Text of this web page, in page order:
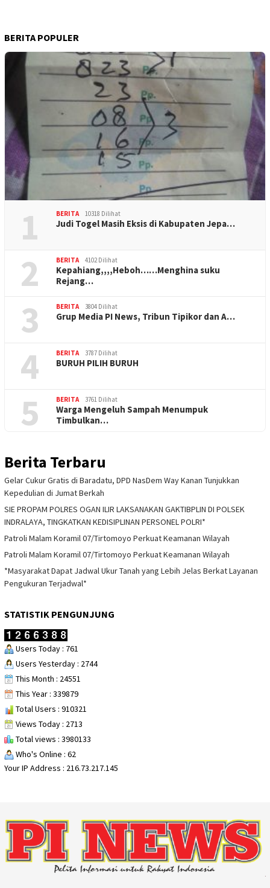
BERITA POPULER
1 BERITA 10318 Dilihat
Judi Togel Masih Eksis di Kabupaten Jepa…
2 BERITA 4102 Dilihat
Kepahiang,,,,Heboh……Menghina suku
Rejang…
3 BERITA 3804 Dilihat
Grup Media PI News, Tribun Tipikor dan A…
4 BERITA 3787 Dilihat
BURUH PILIH BURUH
5 BERITA 3761 Dilihat
Warga Mengeluh Sampah Menumpuk
Timbulkan…
Berita Terbaru
Gelar Cukur Gratis di Baradatu, DPD NasDem Way Kanan Tunjukkan
Kepedulian di Jumat Berkah
SIE PROPAM POLRES OGAN ILIR LAKSANAKAN GAKTIBPLIN DI POLSEK
INDRALAYA, TINGKATKAN KEDISIPLINAN PERSONEL POLRI*
Patroli Malam Koramil 07/Tirtomoyo Perkuat Keamanan Wilayah
Patroli Malam Koramil 07/Tirtomoyo Perkuat Keamanan Wilayah
*Masyarakat Dapat Jadwal Ukur Tanah yang Lebih Jelas Berkat Layanan
Pengukuran Terjadwal*
STATISTIK PENGUNJUNG
Users Today : 761
Users Yesterday : 2744
This Month : 24551
This Year : 339879
Total Users : 910321
Views Today : 2713
Total views : 3980133
Who's Online : 62
Your IP Address : 216.73.217.145